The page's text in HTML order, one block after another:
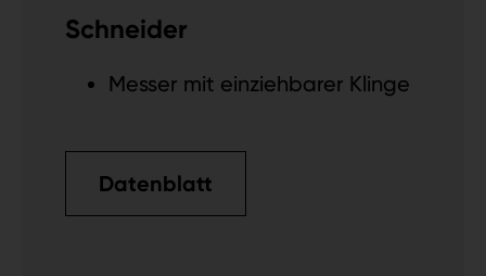
Schneider
Messer mit einziehbarer Klinge
Datenblatt